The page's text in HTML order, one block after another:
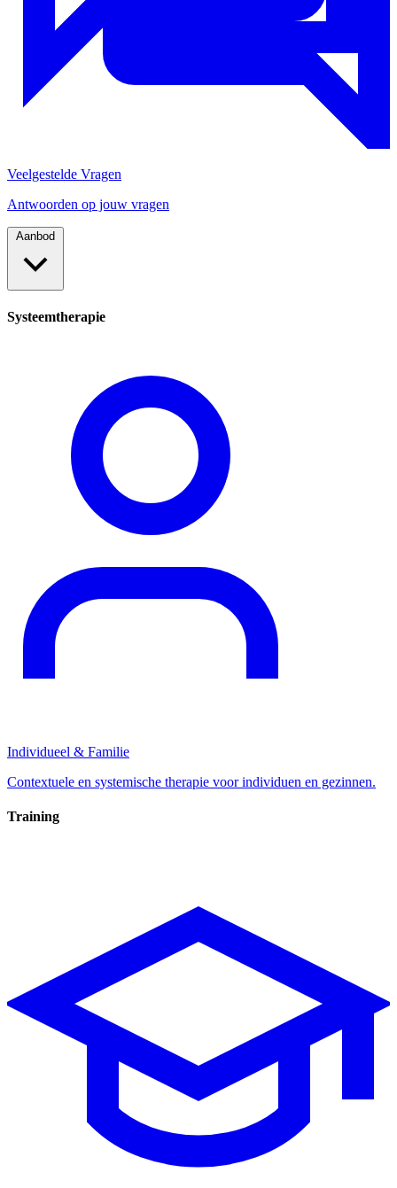
Veelgestelde Vragen
Antwoorden op jouw vragen
Systeemtherapie
Individueel & Familie
Contextuele en systemische therapie voor individuen en gezinnen.
Training